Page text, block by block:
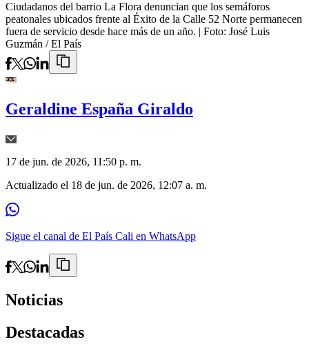
Ciudadanos del barrio La Flora denuncian que los semáforos
peatonales ubicados frente al Éxito de la Calle 52 Norte permanecen
fuera de servicio desde hace más de un año. | Foto: José Luis
Guzmán / El País
Geraldine España Giraldo
17 de jun. de 2026, 11:50 p. m.
Actualizado el 18 de jun. de 2026, 12:07 a. m.
Sigue el canal de El País Cali en WhatsApp
Noticias
Destacadas